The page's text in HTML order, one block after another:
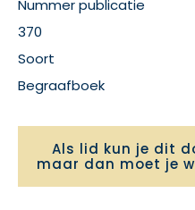
Nummer publicatie
370
Soort
Begraafboek
Als lid kun je dit
maar dan moet je